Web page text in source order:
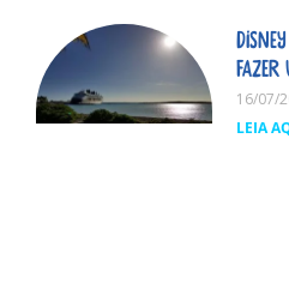
fazer
16/07/
LEIA